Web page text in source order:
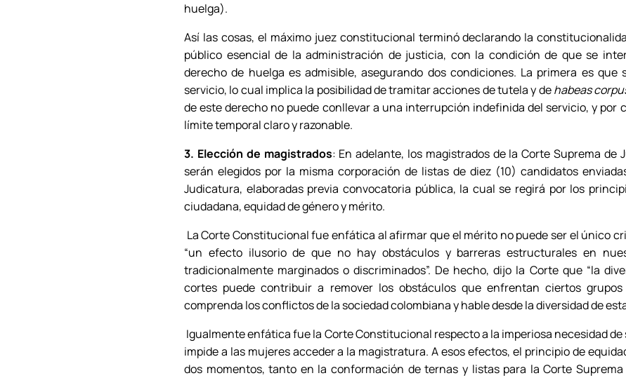
huelga).
Así las cosas, el máximo juez constitucional terminó declarando la
público esencial de la administración de justicia, con la condición de que se
derecho de huelga es admisible, asegurando dos condiciones. La primera es
servicio, lo cual implica la posibilidad de tramitar acciones de tutela y dehabeas
de este derecho no puede conllevar a una interrupción indefinida del servicio, y por
límite temporal claro y razonable.
3. Elección de magistrados: En adelante, los magistrados de la Corte Suprema de
serán elegidos por la misma corporación de listas de diez (10) candidatos
Judicatura, elaboradas previa convocatoria pública, la cual se regirá por los
ciudadana, equidad de género y mérito.
La Corte Constitucional fue enfática al afirmar que el mérito no puede ser el único
“un efecto ilusorio de que no hay obstáculos y barreras estructurales en
tradicionalmente marginados o discriminados”. De hecho, dijo la Corte que “la
cortes puede contribuir a remover los obstáculos que enfrentan ciertos
comprenda los conflictos de la sociedad colombiana y hable desde la diversidad de
Igualmente enfática fue la Corte Constitucional respecto a la imperiosa necesidad de
impide a las mujeres acceder a la magistratura. A esos efectos, el principio de
dos momentos, tanto en la conformación de ternas y listas para la Corte